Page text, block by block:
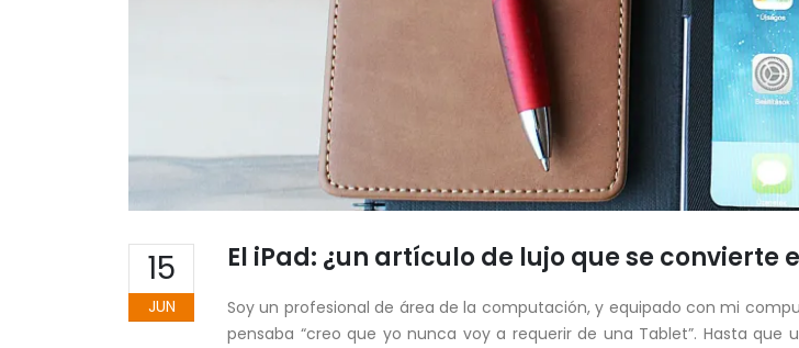
15
JUN
El iPad: ¿un artículo de lujo que se convierte
Soy un profesional de área de la computación, y equipado con mi
pensaba “creo que yo nunca voy a requerir de una Tablet”. Hasta